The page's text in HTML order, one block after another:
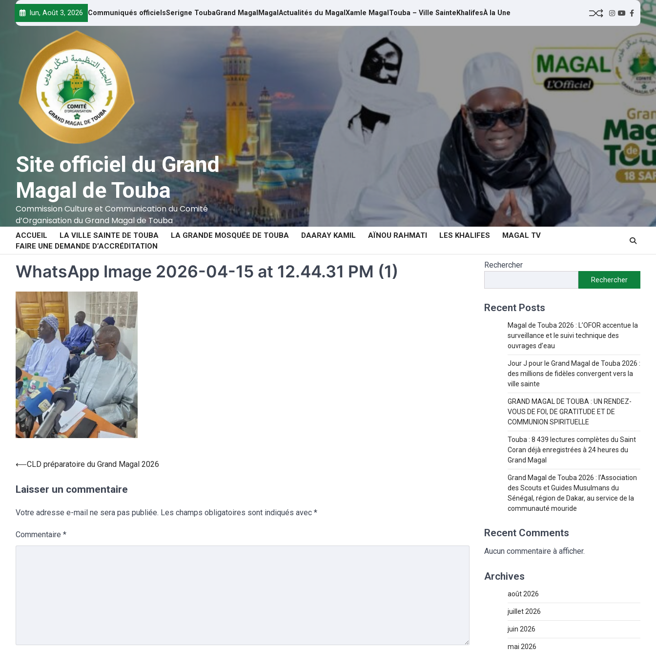
lun, Août 3, 2026 Communiqués officielsSerigne ToubaGrand Magal Magal Actualités du Magal Xamle Magal Touba – Ville Sainte KhalifesÀ la Une
Site officiel du Grand
Magal de Touba
Commission Culture et Communication du Comité
d’Organisation du Grand Magal de Touba
ACCUEIL LA VILLE SAINTE DE TOUBA LA GRANDE MOSQUÉE DE TOUBA DAARAY KAMIL AÏNOU RAHMATI LES KHALIFES
MAGAL TV
FAIRE UNE DEMANDE D’ACCRÉDITATION
WhatsApp Image 2026-04-15 at 12.44.31 PM (1)
⟵CLD préparatoire du Grand Magal 2026
Laisser un commentaire
Votre adresse e-mail ne sera pas publiée. Les champs obligatoires sont indiqués avec *
Commentaire *
Rechercher
Rechercher
Recent Posts
Magal de Touba 2026 : L’OFOR accentue la
surveillance et le suivi technique des
ouvrages d’eau
Jour J pour le Grand Magal de Touba 2026 :
des millions de fidèles convergent vers la
ville sainte
GRAND MAGAL DE TOUBA : UN RENDEZ-
VOUS DE FOI, DE GRATITUDE ET DE
COMMUNION SPIRITUELLE
Touba : 8 439 lectures complètes du Saint
Coran déjà enregistrées à 24 heures du
Grand Magal
Grand Magal de Touba 2026 : l’Association
des Scouts et Guides Musulmans du
Sénégal, région de Dakar, au service de la
communauté mouride
Recent Comments
Aucun commentaire à afficher.
Archives
août 2026
juillet 2026
juin 2026
mai 2026